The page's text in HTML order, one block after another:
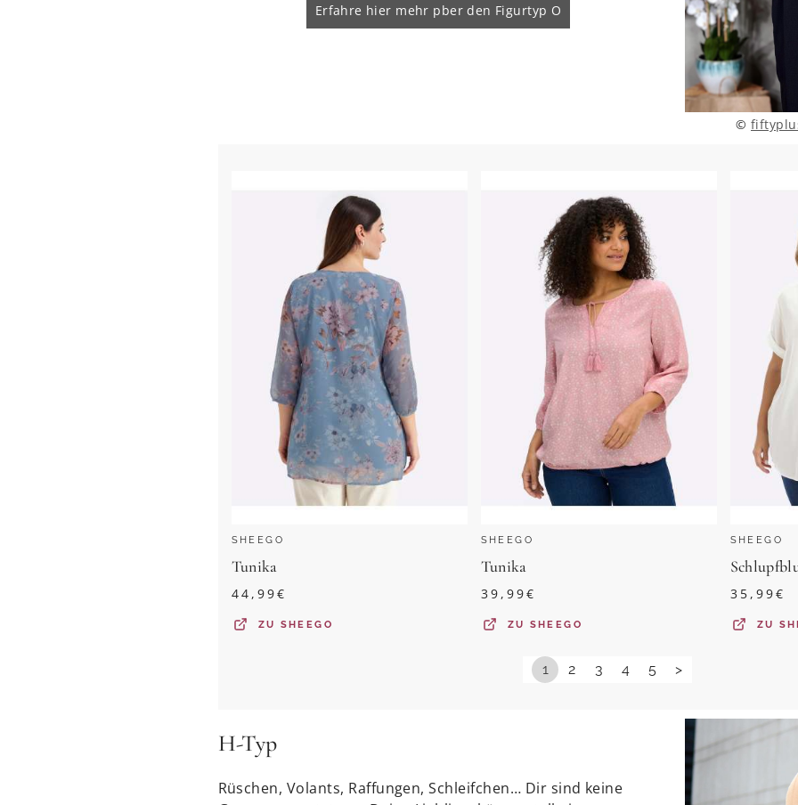
©
Erfahre hier mehr pber den Figurtyp O
SHEEGO
Tunika
44,99€
ZU SHEEGO
SHEEGO
Tunika
39,99€
ZU SHEEGO
SHEEGO
35,99€
ZU
1 2 3 4 5 >
H-Typ
Rüschen, Volants, Raffungen, Schleifchen… Dir sind keine